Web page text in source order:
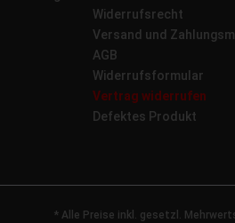
Widerrufsrecht
Versand und
AGB
Widerrufsformular
Vertrag widerrufen
Defektes Produkt
* Alle Preise inkl. gesetzl.